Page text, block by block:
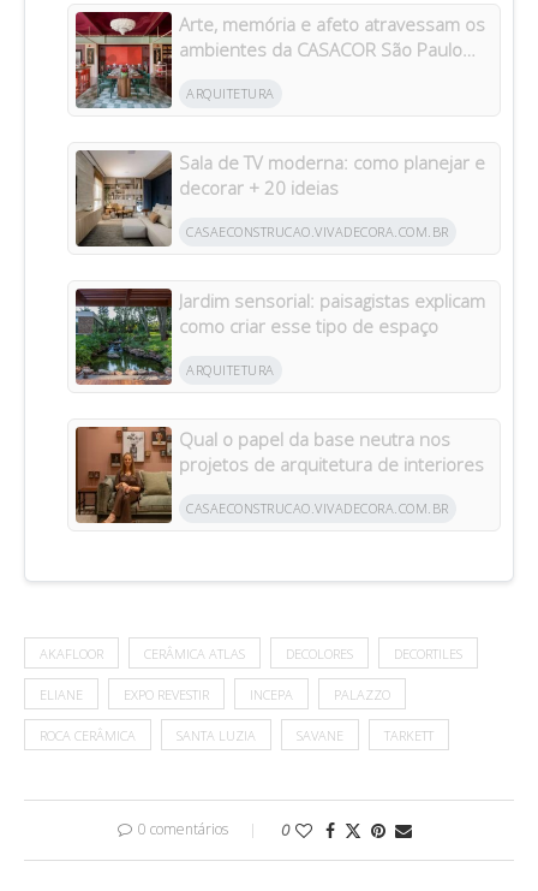
Arte, memória e afeto atravessam os
ambientes da CASACOR São Paulo
ARQUITETURA
Sala de TV moderna: como planejar e
decorar + 20 ideias
CASAECONSTRUCAO.VIVADECORA.COM.BR
Jardim sensorial: paisagistas explicam
como criar esse tipo de espaço
ARQUITETURA
Qual o papel da base neutra nos
projetos de arquitetura de interiores
CASAECONSTRUCAO.VIVADECORA.COM.BR
AKAFLOOR CERÂMICA ATLAS DECOLORES DECORTILES
ELIANE EXPO REVESTIR INCEPA PALAZZO
ROCA CERÂMICA SANTA LUZIA SAVANE TARKETT
0 comentários 0